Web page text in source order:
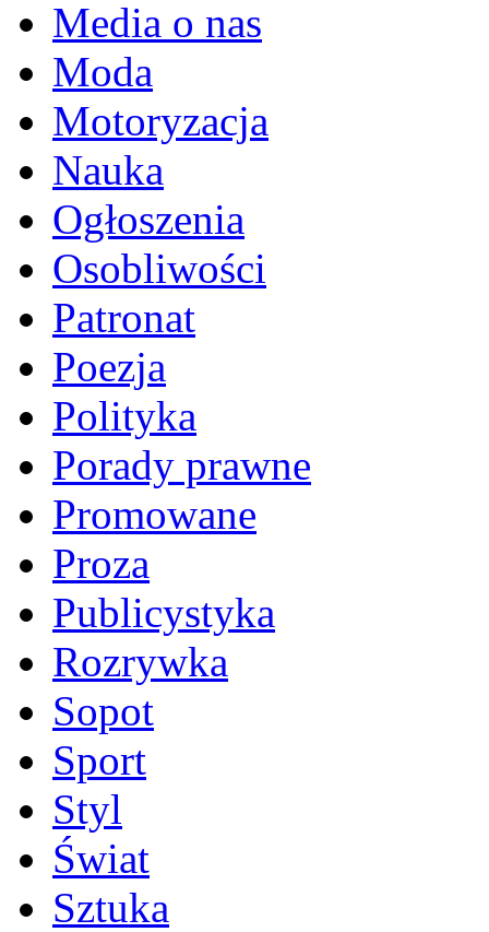
Media o nas
Moda
Motoryzacja
Nauka
Ogłoszenia
Osobliwości
Patronat
Poezja
Polityka
Porady prawne
Promowane
Proza
Publicystyka
Rozrywka
Sopot
Sport
Styl
Świat
Sztuka